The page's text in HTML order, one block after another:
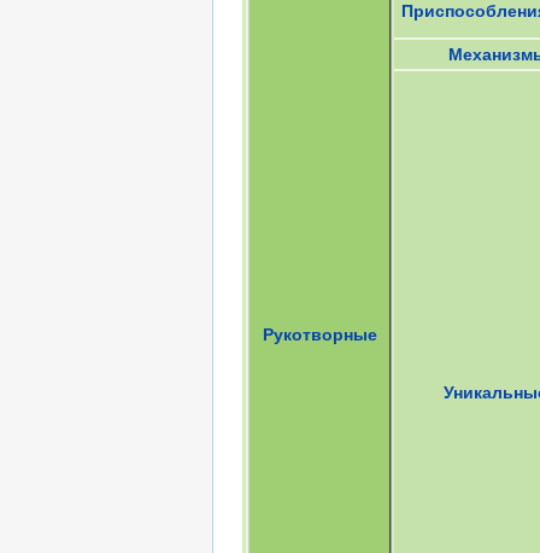
Рукотворные